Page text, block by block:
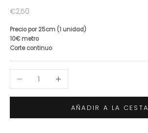
Precio de oferta
€2,50
Precio por 25cm (1 unidad)
10€ metro
Corte continuo
Reducir cantidadAumentar cantidad
AÑADIR A LA CESTA